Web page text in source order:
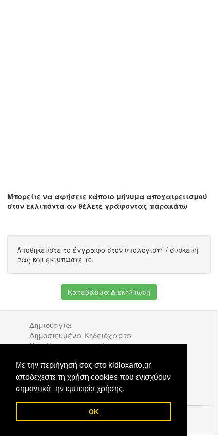
Με την περιήγησή σας στο kidioxarto.gr
αποδέχεστε τη χρήση cookies που ενισχύουν
σημαντικά την εμπειρία χρήσης.
OK
Μπορείτε να αφήσετε κάποιο μήνυμα αποχαιρετισμού
στον εκλιπόντα αν θέλετε γράφοντας παρακάτω
Αποθηκεύστε το έγγραφο στον υπολογιστή / συσκευή
σας και εκτυπώστε το.
Κατεβάσμα & εκτύπωση
Δημιουργία
Δημοσιευμένα Κηδειόχαρτα
Κατάλογος επιχειρήσεων
Διαφήμιση
Επικοινωνία
© 2026 Kidioxarto.gr /Επικοινωνία